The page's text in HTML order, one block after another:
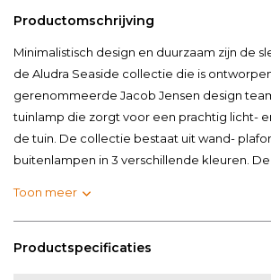
Productomschrijving
Minimalistisch design en duurzaam zijn de
de Aludra Seaside collectie die is
gerenommeerde Jacob Jensen design
tuinlamp die zorgt voor een prachtig licht-
de tuin. De collectie bestaat uit wand-
buitenlampen in 3 verschillende kleuren. De
Toon meer
Productspecificaties